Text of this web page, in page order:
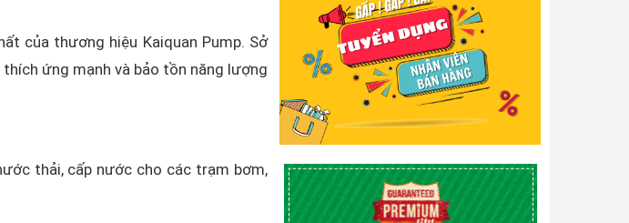
của thương hiệu Kaiquan Pump. Sở
ứng mạnh và bảo tồn năng lượng
thải, cấp nước cho các trạm bơm,